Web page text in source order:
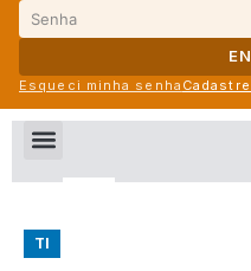
Esqueci minha senha
TI